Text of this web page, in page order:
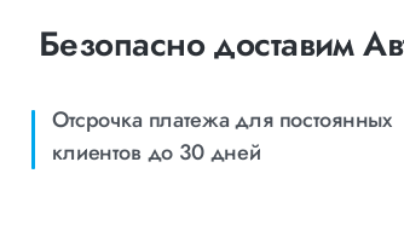
Безопасно доставим
Отсрочка платежа для постоянных
клиентов до 30 дней